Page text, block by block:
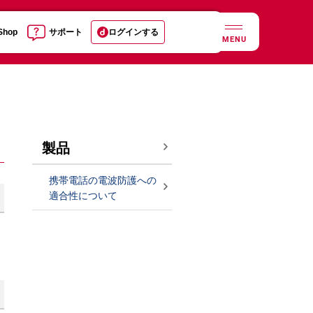
サポート ログインする
MENU
製品
携帯電話の電波防護への
適合性について